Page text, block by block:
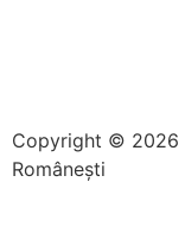
Copyright © 2026
Româneşti